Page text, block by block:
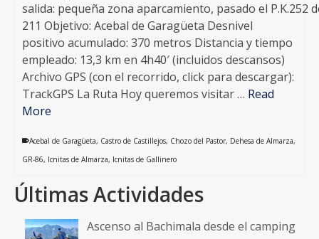
salida: pequeña zona aparcamiento, pasado el P.K.252
211 Objetivo: Acebal de Garagüeta Desnivel
positivo acumulado: 370 metros Distancia y tiempo
empleado: 13,3 km en 4h40′ (incluidos descansos)
Archivo GPS (con el recorrido, click para descargar):
TrackGPS La Ruta Hoy queremos visitar … Read
More
Acebal de Garagüeta, Castro de Castillejos, Chozo del Pastor, Dehesa de Almarza,
GR-86, Icnitas de Almarza, Icnitas de Gallinero
Últimas Actividades
Ascenso al Bachimala desde el camping